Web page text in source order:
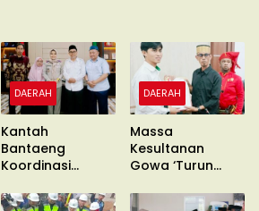
DAERAH
Kantah
Bantaeng
Koordinasi
Muhammadiyah
DAERAH
Massa
Kesultanan
Gowa ‘Turun
Unras